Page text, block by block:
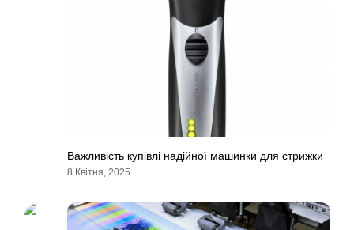
Важливість купівлі надійної машинки для стрижки
8 Квітня, 2025